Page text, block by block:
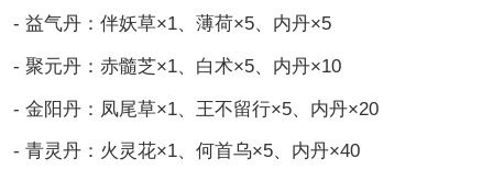
- 益气丹：伴妖草×1、薄荷×5、内丹×5
- 聚元丹：赤髓芝×1、白术×5、内丹×10
- 金阳丹：凤尾草×1、王不留行×5、内丹×20
- 青灵丹：火灵花×1、何首乌×5、内丹×40